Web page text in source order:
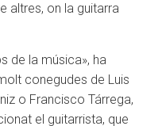
altres, on la guitarra
de la música», ha
conegudes de Luis
o Francisco Tárrega,
el guitarrista, que